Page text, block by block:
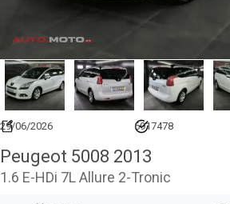
29/06/2026 6917478
Peugeot 5008 2013
1.6 E-HDi 7L Allure 2-Tronic